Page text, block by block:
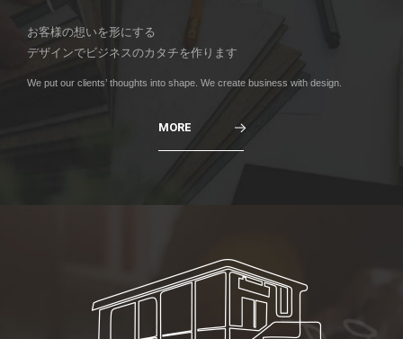
お客様の想いを形にする
デザインでビジネスのカタチを作ります
We put our clients’ thoughts into shape. We create business with design.
MORE